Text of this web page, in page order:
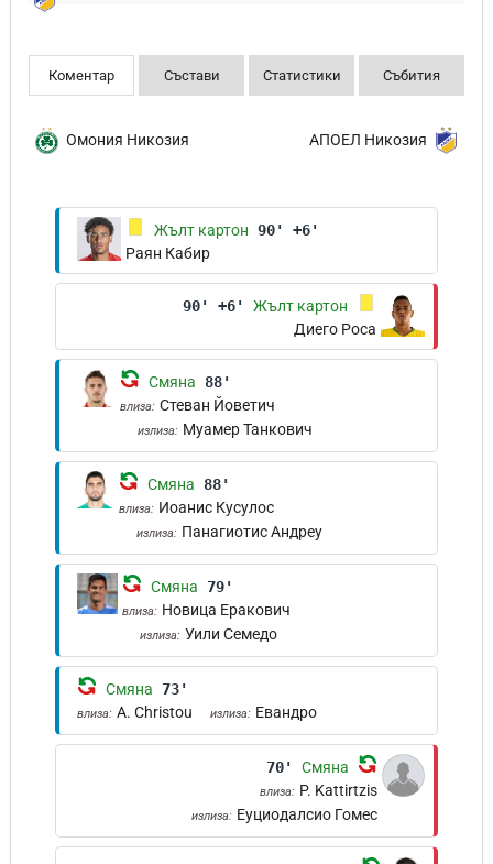
Коментар Състави Статистики Събития
Омония Никозия АПОЕЛ Никозия
Жълт картон 90' +6'
Раян Кабир
90' +6'
Жълт картон
Диего Роса
Смяна 88'
влиза: Стеван Йоветич
излиза: Муамер Танкович
Смяна 88'
влиза: Иоанис Кусулос
излиза: Панагиотис Андреу
Смяна 79'
влиза: Новица Еракович
излиза: Уили Семедо
Смяна 73'
влиза: A. Christou излиза: Евандро
70' Смяна
влиза: P. Kattirtzis
излиза: Еуциодалсио Гомес